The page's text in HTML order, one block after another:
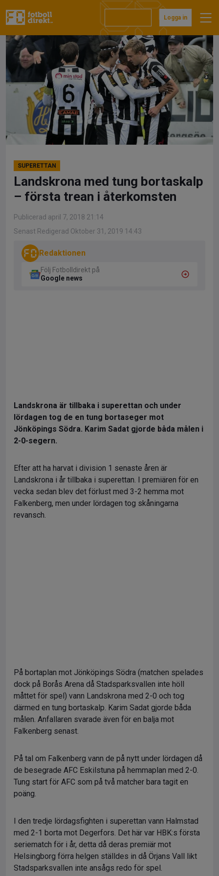
till
Logga in
SUPERETTAN
Landskrona med tung bortaskalp
– första trean i återkomsten
Publicerad april 7, 2018 21:14
Senast Redigerad Oktober 31, 2019 14:43
Redaktionen
Följ Fotbolldirekt på
Google news
Landskrona är tillbaka i superettan och under
lördagen tog de en tung bortaseger mot
Jönköpings Södra. Karim Sadat gjorde båda målen i
2-0-segern.
Efter att ha harvat i division 1 senaste åren är
Landskrona i år tillbaka i superettan. I premiären för en
vecka sedan blev det förlust med 3-2 hemma mot
Falkenberg, men under lördagen tog skåningarna
revansch.
På bortaplan mot Jönköpings Södra (matchen spelades
dock på Borås Arena då Stadsparksvallen inte höll
måttet för spel) vann Landskrona med 2-0 och tog
därmed en tung bortaskalp. Karim Sadat gjorde båda
målen. Anfallaren svarade även för en balja mot
Falkenberg senast.
På tal om Falkenberg vann de på nytt under lördagen då
de besegrade AFC Eskilstuna på hemmaplan med 2-0.
Tung start för AFC som på två matcher bara tagit en
poäng.
I den tredje lördagsfighten i superettan vann Halmstad
med 2-1 borta mot Degerfors. Det här var HBK:s första
seriematch för i år, detta då deras premiär mot
Helsingborg förra helgen ställdes in då Örjans Vall likt
Stadsparksvallen inte ansågs redo för spel.